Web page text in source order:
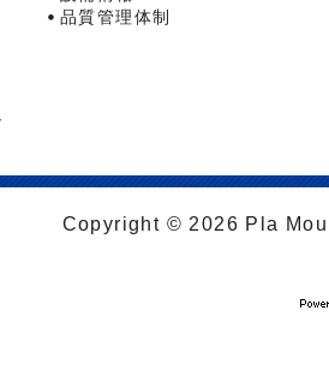
品質管理体制
Copyright © 2026 Pla